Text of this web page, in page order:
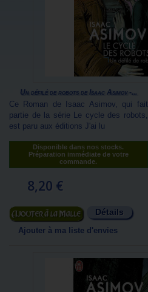
Un défilé de robots de Isaac Asimov -...
Ce Roman de Isaac Asimov, qui fait
partie de la série Le cycle des robots,
est paru aux éditions J'ai lu
Disponible dans nos stocks.
Préparation immédiate de votre
commande.
8,20 €
Ajouter au panier Détails
Ajouter à ma liste d'envies